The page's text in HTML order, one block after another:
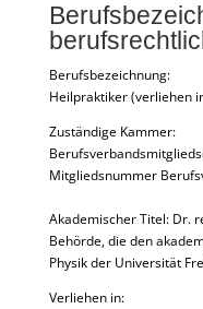
Berufsbezeichnung:
Heilpraktiker (verliehen
Zuständige Kammer:
Mitgliedsnummer
Akademischer Titel: Dr.
Behörde, die den
Physik der Universität
Verliehen in: